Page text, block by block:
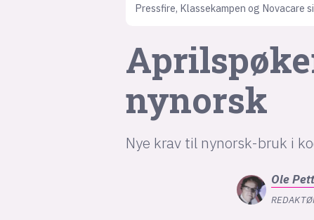
Pressfire, Klassekampen og Novacare
nynorsk
Nye krav til nynorsk-bruk i
Ole